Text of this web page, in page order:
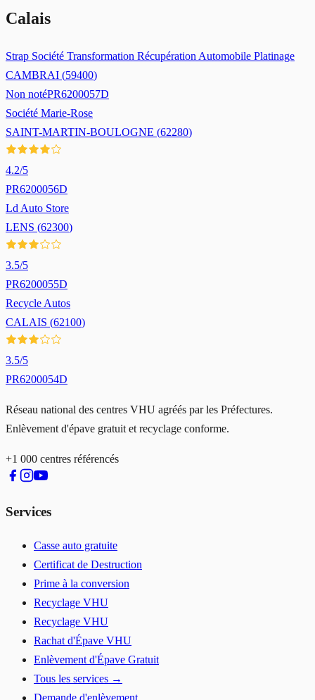
Calais
Strap Société Transformation Récupération Automobile Platinage
CAMBRAI (59400)
Non notéPR6200057D
Société Marie-Rose
SAINT-MARTIN-BOULOGNE (62280)
4.2/5
PR6200056D
Ld Auto Store
LENS (62300)
3.5/5
PR6200055D
Recycle Autos
CALAIS (62100)
3.5/5
PR6200054D
Réseau national des centres VHU agréés par les Préfectures.
Enlèvement d'épave gratuit et recyclage conforme.
+1 000 centres référencés
Services
Casse auto gratuite
Certificat de Destruction
Prime à la conversion
Recyclage VHU
Recyclage VHU
Rachat d'Épave VHU
Enlèvement d'Épave Gratuit
Tous les services →